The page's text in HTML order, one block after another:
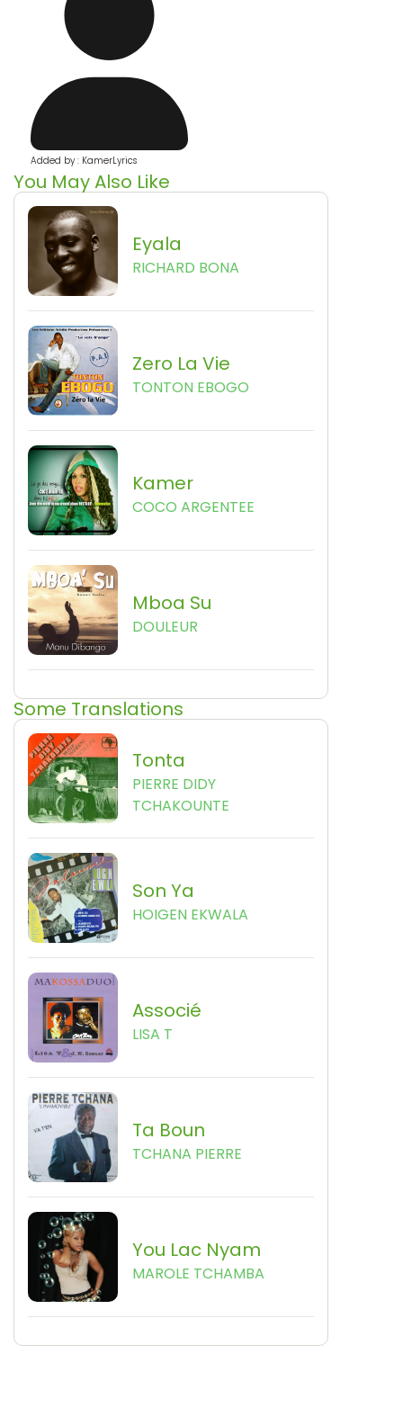
Added by : KamerLyrics
You May Also Like
Eyala
RICHARD BONA
Zero La Vie
TONTON EBOGO
Kamer
COCO ARGENTEE
Mboa Su
DOULEUR
Some Translations
Tonta
PIERRE DIDY
TCHAKOUNTE
Son Ya
HOIGEN EKWALA
Associé
LISA T
Ta Boun
TCHANA PIERRE
You Lac Nyam
MAROLE TCHAMBA